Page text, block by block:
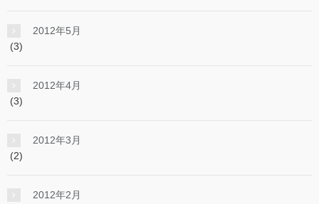
2012年5月
(3)
2012年4月
(3)
2012年3月
(2)
2012年2月